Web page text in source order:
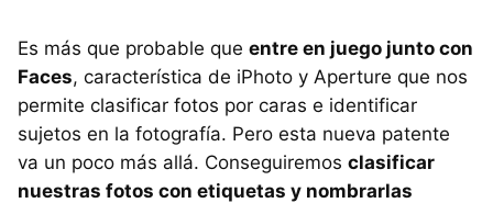
Es más que probable que entre en juego junto con
Faces, característica de iPhoto y Aperture que nos
permite clasificar fotos por caras e identificar
sujetos en la fotografía. Pero esta nueva patente
va un poco más allá. Conseguiremos clasificar
nuestras fotos con etiquetas y nombrarlas